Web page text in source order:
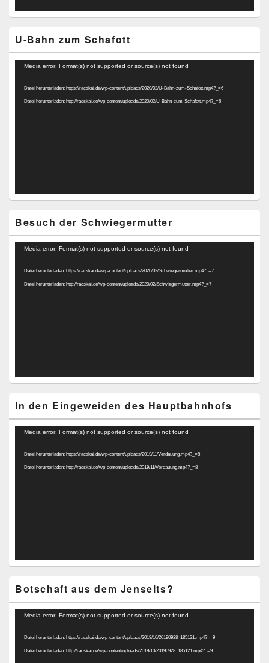
U-Bahn zum Schafott
Video-
Media error: Format(s) not supported or source(s) not found
Datei herunterladen: https://racskai.de/wp-content/uploads/2020/02/U-Bahn-zum-Schafott.mp4?_=6
Datei herunterladen: http://racskai.de/wp-content/uploads/2020/02/U-Bahn-zum-Schafott.mp4?_=6
Besuch der Schwiegermutter
Video-
Media error: Format(s) not supported or source(s) not found
Datei herunterladen: https://racskai.de/wp-content/uploads/2020/02/Schwiegermutter.mp4?_=7
Datei herunterladen: http://racskai.de/wp-content/uploads/2020/02/Schwiegermutter.mp4?_=7
In den Eingeweiden des Hauptbahnhofs
Video-
Media error: Format(s) not supported or source(s) not found
Datei herunterladen: https://racskai.de/wp-content/uploads/2019/11/Verdauung.mp4?_=8
Datei herunterladen: http://racskai.de/wp-content/uploads/2019/11/Verdauung.mp4?_=8
Botschaft aus dem Jenseits?
Video-
Media error: Format(s) not supported or source(s) not found
Datei herunterladen: https://racskai.de/wp-content/uploads/2019/10/20190928_185121.mp4?_=9
Datei herunterladen: http://racskai.de/wp-content/uploads/2019/10/20190928_185121.mp4?_=9